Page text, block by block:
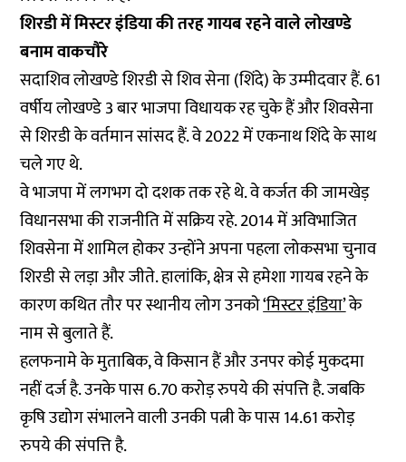
शिरडी में मिस्टर इंडिया की तरह गायब रहने वाले लोखण्डे
बनाम वाकचौरे
सदाशिव लोखण्डे शिरडी से शिव सेना (शिंदे) के उम्मीदवार हैं. 61
वर्षीय लोखण्डे 3 बार भाजपा विधायक रह चुके हैं और शिवसेना
से शिरडी के वर्तमान सांसद हैं. वे 2022 में एकनाथ शिंदे के साथ
चले गए थे.
वे भाजपा में लगभग दो दशक तक रहे थे. वे कर्जत की जामखेड़
विधानसभा की राजनीति में सक्रिय रहे. 2014 में अविभाजित
शिवसेना में शामिल होकर उन्होंने अपना पहला लोकसभा चुनाव
शिरडी से लड़ा और जीते. हालांकि, क्षेत्र से हमेशा गायब रहने के
कारण कथित तौर पर स्थानीय लोग उनको‘मिस्टर इंडिया’के
नाम से बुलाते हैं.
हलफनामे के मुताबिक, वे किसान हैं और उनपर कोई मुकदमा
नहीं दर्ज है. उनके पास 6.70 करोड़ रुपये की संपत्ति है. जबकि
कृषि उद्योग संभालने वाली उनकी पत्नी के पास 14.61 करोड़
रुपये की संपत्ति है.